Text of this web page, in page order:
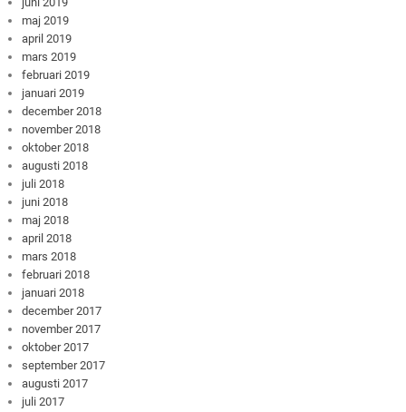
maj 2019
april 2019
mars 2019
februari 2019
januari 2019
december 2018
november 2018
oktober 2018
augusti 2018
juli 2018
juni 2018
maj 2018
april 2018
mars 2018
februari 2018
januari 2018
december 2017
november 2017
oktober 2017
september 2017
augusti 2017
juli 2017